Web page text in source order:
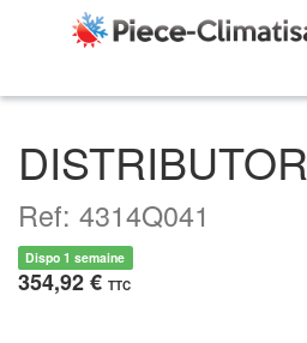
DISTRIBUTOR
Ref: 4314Q041
Dispo 1 semaine
354,92 € TTC